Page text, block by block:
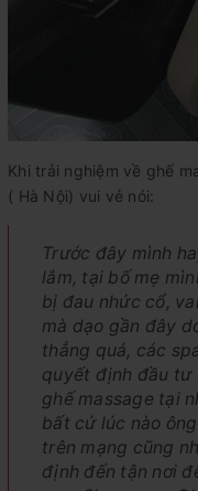
Khi trải nghiệm về ghế
( Hà Nội) vui vẻ nói:
Trước đây mình
lắm, tại bố mẹ
bị đau nhức cổ,
mà dạo gần đây
thẳng quá, các
quyết định đầu tư
ghế massage tại
bất cứ lúc nào
trên mạng cũng
định đến tận nơi